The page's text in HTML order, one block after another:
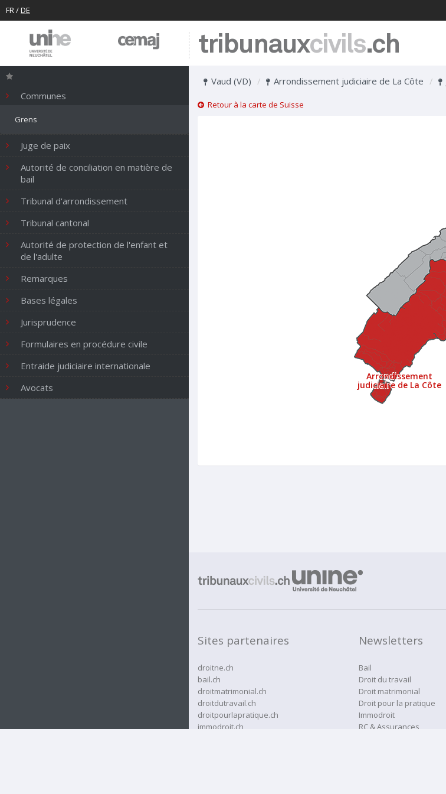
FR/DE
tribunauxcivils.ch
Communes
Grens
Juge de paix
Autorité de conciliation en matière de
bail
Tribunal d'arrondissement
Tribunal cantonal
Autorité de protection de l'enfant et
de l'adulte
Remarques
Bases légales
Jurisprudence
Formulaires en procédure civile
Entraide judiciaire internationale
Avocats
Vaud (VD) Arrondissement judiciaire de La Côte
Retour à la carte de Suisse
Arrondissement
judiciaire de La Côte
Sites partenaires
droitne.ch
bail.ch
droitmatrimonial.ch
droitdutravail.ch
droitpourlapratique.ch
immodroit.ch
Newsletters
Bail
Droit du travail
Droit matrimonial
Droit pour la pratique
Immodroit
RC & Assurances